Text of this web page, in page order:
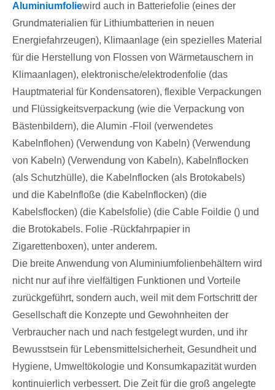
Aluminiumfoliewird auch in Batteriefolie (eines der
Grundmaterialien für Lithiumbatterien in neuen
Energiefahrzeugen), Klimaanlage (ein spezielles Material
für die Herstellung von Flossen von Wärmetauschern in
Klimaanlagen), elektronische/elektrodenfolie (das
Hauptmaterial für Kondensatoren), flexible Verpackungen
und Flüssigkeitsverpackung (wie die Verpackung von
Bästenbildern), die Alumin -Floil (verwendetes
Kabelnflohen) (Verwendung von Kabeln) (Verwendung
von Kabeln) (Verwendung von Kabeln), Kabelnflocken
(als Schutzhülle), die Kabelnflocken (als Brotokabels)
und die Kabelnfloße (die Kabelnflocken) (die
Kabelsflocken) (die Kabelsfolie) (die Cable Foildie () und
die Brotokabels. Folie -Rückfahrpapier in
Zigarettenboxen), unter anderem.
Die breite Anwendung von Aluminiumfolienbehältern wird
nicht nur auf ihre vielfältigen Funktionen und Vorteile
zurückgeführt, sondern auch, weil mit dem Fortschritt der
Gesellschaft die Konzepte und Gewohnheiten der
Verbraucher nach und nach festgelegt wurden, und ihr
Bewusstsein für Lebensmittelsicherheit, Gesundheit und
Hygiene, Umweltökologie und Konsumkapazität wurden
kontinuierlich verbessert. Die Zeit für die groß angelegte